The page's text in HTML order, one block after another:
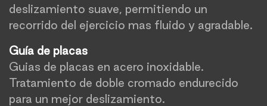
deslizamiento suave, permitiendo un
recorrido del ejercicio mas fluido y agradable.
Guía de placas
Guias de placas en acero inoxidable.
Tratamiento de doble cromado endurecido
para un mejor deslizamiento.